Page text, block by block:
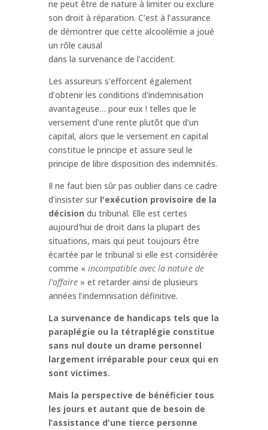
ne peut être de nature à limiter ou exclure
son droit à réparation. C’est à l’assurance
de démontrer que cette alcoolémie a joué
un rôle causal
dans la survenance de l'accident.
Les assureurs s'efforcent également
d’obtenir les conditions d'indemnisation
avantageuse… pour eux ! telles que le
versement d'une rente plutôt que d'un
capital, alors que le versement en capital
constitue le principe et assure seul le
principe de libre disposition des indemnités.
Il ne faut bien sûr pas oublier dans ce cadre
d’insister sur l'exécution provisoire de la
décision du tribunal. Elle est certes
aujourd'hui de droit dans la plupart des
situations, mais qui peut toujours être
écartée par le tribunal si elle est considérée
comme « incompatible avec la nature de
l'affaire» et retarder ainsi de plusieurs
années l’indemnisation définitive.
La survenance de handicaps tels que la
paraplégie ou la tétraplégie constitue
sans nul doute un drame personnel
largement irréparable pour ceux qui en
sont victimes.
Mais la perspective de bénéficier tous
les jours et autant que de besoin de
l’assistance d'une tierce personne